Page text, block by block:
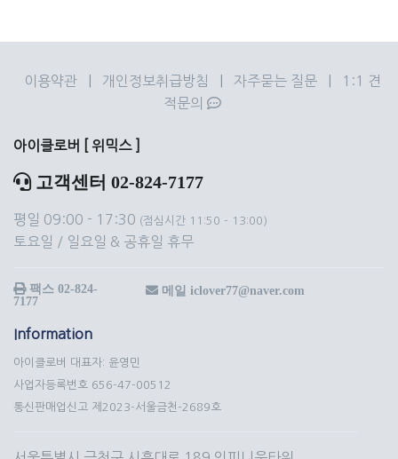
이용약관 개인정보취급방침 자주묻는 질문
1:1 견
적문의
아이클로버 [ 위믹스 ]
고객센터 02-824-7177
평일 09:00 - 17:30 (점심시간 11:50 - 13:00)
토요일 / 일요일 & 공휴일 휴무
팩스 02-824-
7177
메일 iclover77@naver.com
Information
아이클로버 대표자: 윤영민
사업자등록번호 656-47-00512
통신판매업신고 제2023-서울금천-2689호